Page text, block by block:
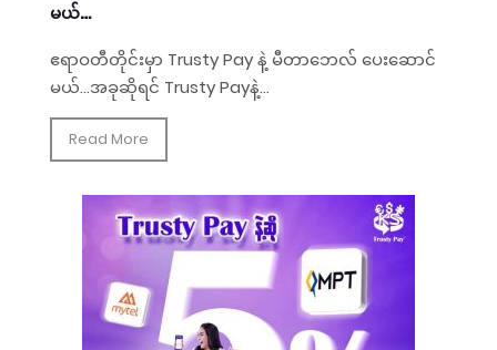
မယ်…
ဧရာဝတီတိုင်းမှာ Trusty Pay နဲ့ မီတာဘေလ် ပေးဆောင်
မယ်…အခုဆိုရင် Trusty Payနဲ့...
Read More